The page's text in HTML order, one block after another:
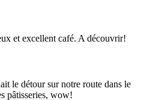
et excellent café. A découvrir!
le détour sur notre route dans le
pâtisseries, wow!